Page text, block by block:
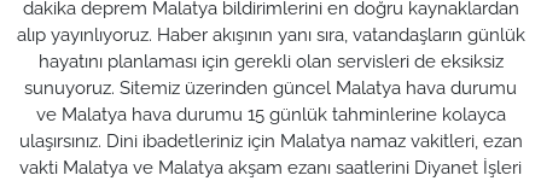
dakika deprem Malatya bildirimlerini en doğru kaynaklardan
alıp yayınlıyoruz. Haber akışının yanı sıra, vatandaşların günlük
hayatını planlaması için gerekli olan servisleri de eksiksiz
sunuyoruz. Sitemiz üzerinden güncel Malatya hava durumu
ve Malatya hava durumu 15 günlük tahminlerine kolayca
ulaşırsınız. Dini ibadetleriniz için Malatya namaz vakitleri, ezan
vakti Malatya ve Malatya akşam ezanı saatlerini Diyanet İşleri